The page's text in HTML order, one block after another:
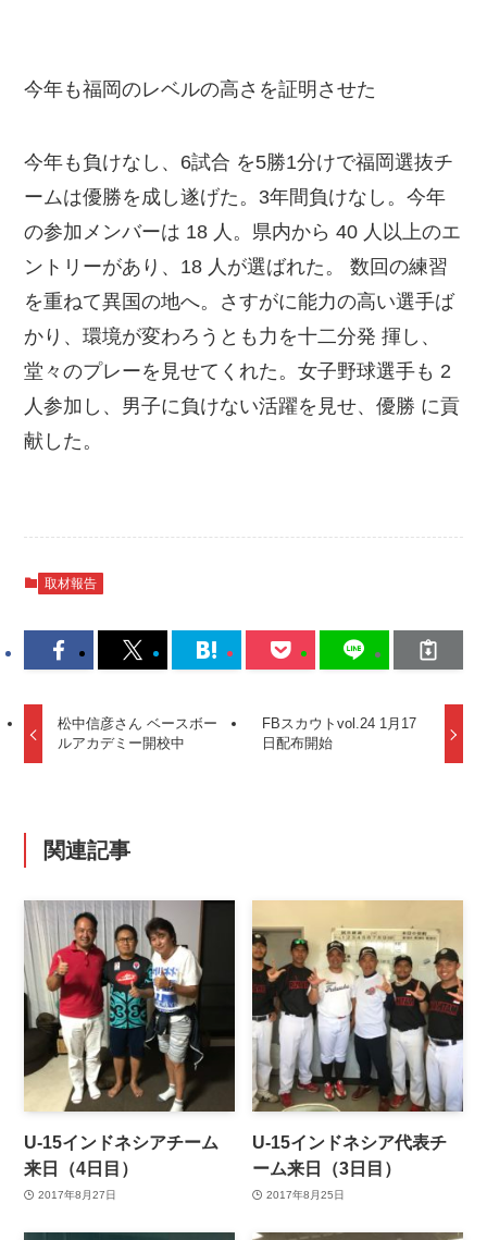
今年も福岡のレベルの高さを証明させた
今年も負けなし、6試合 を5勝1分けで福岡選抜チ
ームは優勝を成し遂げた。3年間負けなし。今年
の参加メンバーは 18 人。県内から 40 人以上のエ
ントリーがあり、18 人が選ばれた。 数回の練習
を重ねて異国の地へ。さすがに能力の高い選手ば
かり、環境が変わろうとも力を十二分発 揮し、
堂々のプレーを見せてくれた。女子野球選手も 2
人参加し、男子に負けない活躍を見せ、優勝 に貢
献した。
取材報告
松中信彦さん ベースボー
ルアカデミー開校中
FBスカウトvol.24 1月17
日配布開始
関連記事
U-15インドネシアチーム
来日（4日目）
2017年8月27日
U-15インドネシア代表チ
ーム来日（3日目）
2017年8月25日